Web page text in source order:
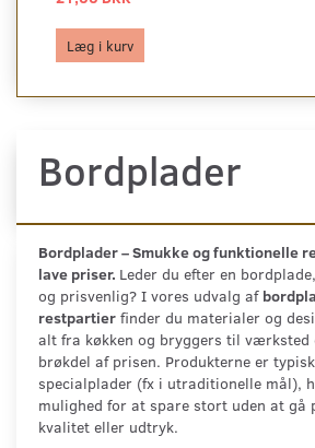
Læg i kurv
Bordplader
Bordplader – Smukke og funktionelle
lave priser. Leder du efter en
og prisvenlig? I vores udvalg af
restpartier finder du materialer og
alt fra køkken og bryggers til værksted
brøkdel af prisen. Produkterne er
specialplader (fx i utraditionelle mål),
mulighed for at spare stort uden at gå
kvalitet eller udtryk.